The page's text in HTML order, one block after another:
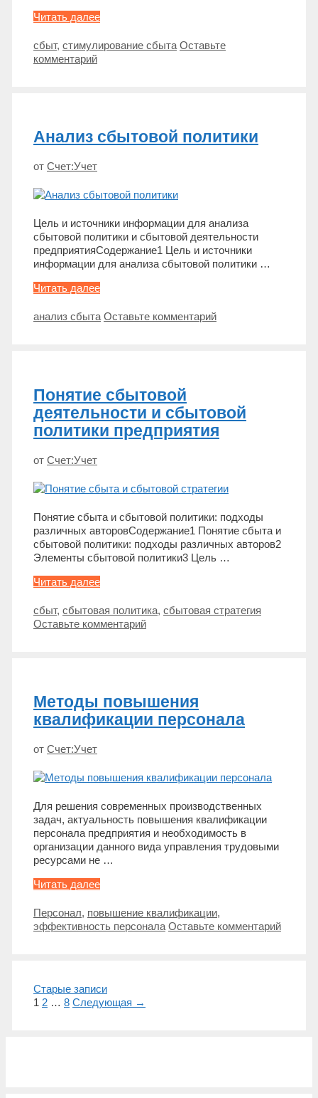
Читать далееСпособы
сбыта
Метки
сбыт, стимулирование сбыта Оставьте
комментарий
Анализ сбытовой политики
от Счет:Учет
Цель и источники информации для анализа
сбытовой политики и сбытовой деятельности
предприятияСодержание1 Цель и источники
информации для анализа сбытовой политики …
Читать далееАнализ
политики
Метки
анализ сбыта Оставьте комментарий
Понятие сбытовой
деятельности и сбытовой
политики предприятия
от Счет:Учет
Понятие сбыта и сбытовой политики: подходы
различных авторовСодержание1 Понятие сбыта и
сбытовой политики: подходы различных авторов2
Элементы сбытовой политики3 Цель …
Читать далееПонятие
деятельности
и
Метки
сбыт, сбытовая политика, сбытовая стратегия
Оставьте комментарий
Методы повышения
квалификации персонала
от Счет:Учет
Для решения современных производственных
задач, актуальность повышения квалификации
персонала предприятия и необходимость в
организации данного вида управления трудовыми
ресурсами не …
Читать далееМетоды
квалификации
персонала
Метки
Персонал, повышение квалификации,
эффективность персонала Оставьте комментарий
Навигация
записи
Старые записи
1 2 … 8 Следующая →